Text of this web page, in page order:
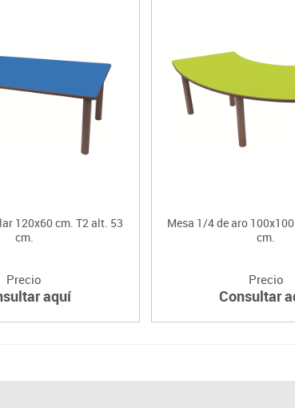
120x60 cm. T2 alt. 53
cm.
Precio
aquí
Mesa 1/4 de aro
cm.
Precio
Consultar